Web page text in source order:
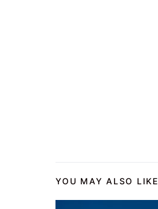
YOU MAY ALSO LIKE